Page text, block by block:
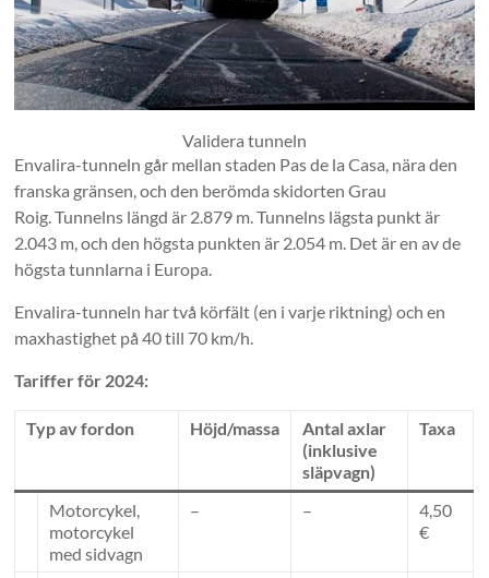
Validera tunneln
Envalira-tunneln går mellan staden Pas de la Casa, nära den
franska gränsen, och den berömda skidorten Grau
Roig. Tunnelns längd är 2.879 m. Tunnelns lägsta punkt är
2.043 m, och den högsta punkten är 2.054 m. Det är en av de
högsta tunnlarna i Europa.
Envalira-tunneln har två körfält (en i varje riktning) och en
maxhastighet på 40 till 70 km/h.
Tariffer för 2024:
Typ av fordon Höjd/massa
Antal axlar
(inklusive
släpvagn)
Taxa
Motorcykel,
motorcykel
med sidvagn
– –
4,50
€